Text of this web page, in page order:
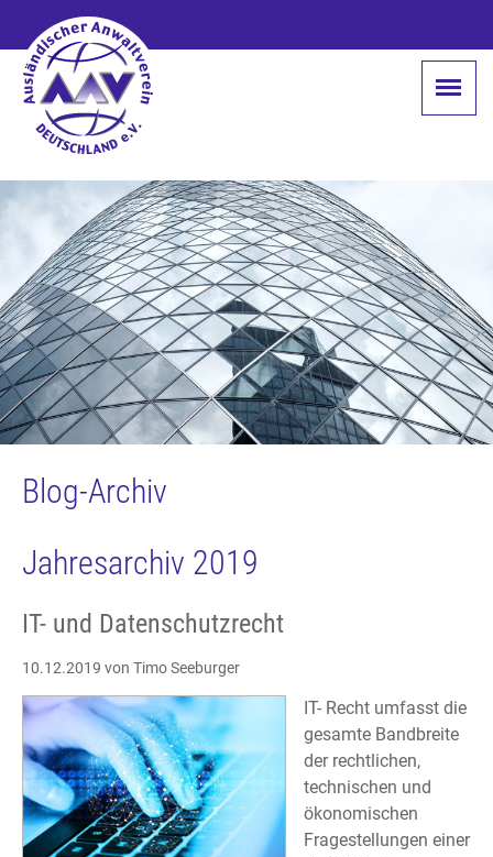
Blog-Archiv
Jahresarchiv 2019
IT- und Datenschutzrecht
10.12.2019 von Timo Seeburger
IT- Recht umfasst die
gesamte Bandbreite
der rechtlichen,
technischen und
ökonomischen
Fragestellungen einer